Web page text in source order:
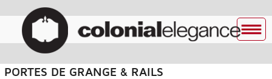
PORTES DE GRANGE & RAILS